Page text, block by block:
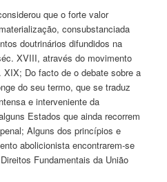
que o forte valor
consubstanciada
doutrinários difundidos na
XVIII, através do movimento
Do facto de o debate sobre a
do seu termo, que se traduz
e interveniente da
Estados que ainda recorrem
Alguns dos princípios e
abolicionista encontrarem-se
Fundamentais da União